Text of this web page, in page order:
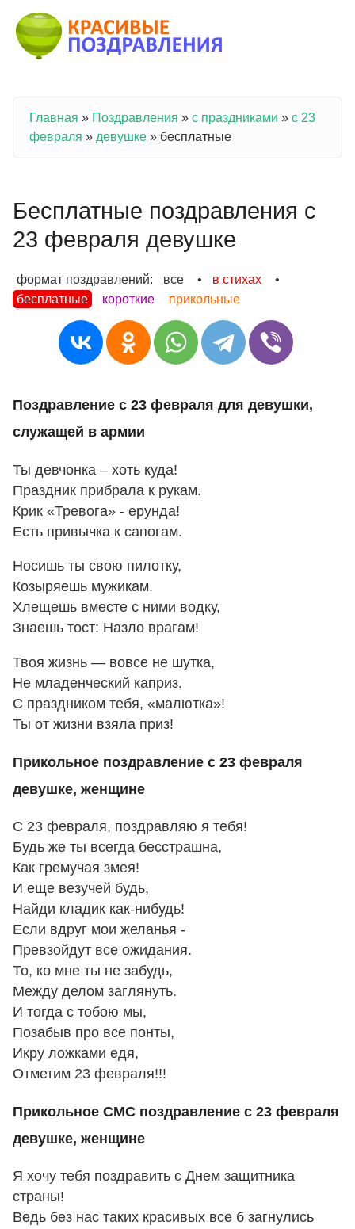
Вы здесь
Главная » Поздравления » с праздниками » с 23
февраля » девушке » бесплатные
Бесплатные поздравления с
23 февраля девушке
формат поздравлений: все • в стихах
•
бесплатные
короткие прикольные
Поздравление с 23 февраля для девушки,
служащей в армии
Ты девчонка – хоть куда!
Праздник прибрала к рукам.
Крик «Тревога» - ерунда!
Есть привычка к сапогам.
Носишь ты свою пилотку,
Козыряешь мужикам.
Хлещешь вместе с ними водку,
Знаешь тост: Назло врагам!
Твоя жизнь — вовсе не шутка,
Не младенческий каприз.
С праздником тебя, «малютка»!
Ты от жизни взяла приз!
Прикольное поздравление с 23 февраля
девушке, женщине
С 23 февраля, поздравляю я тебя!
Будь же ты всегда бесстрашна,
Как гремучая змея!
И еще везучей будь,
Найди кладик как-нибудь!
Если вдруг мои желанья -
Превзойдут все ожидания.
То, ко мне ты не забудь,
Между делом заглянуть.
И тогда с тобою мы,
Позабыв про все понты,
Икру ложками едя,
Отметим 23 февраля!!!
Прикольное СМС поздравление с 23 февраля
девушке, женщине
Я хочу тебя поздравить с Днем защитника
страны!
Ведь без нас таких красивых все б загнулись